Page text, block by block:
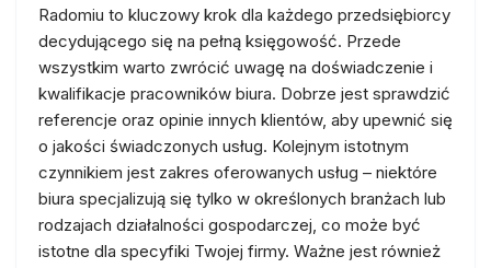
Radomiu to kluczowy krok dla każdego przedsiębiorcy
decydującego się na pełną księgowość. Przede
wszystkim warto zwrócić uwagę na doświadczenie i
kwalifikacje pracowników biura. Dobrze jest sprawdzić
referencje oraz opinie innych klientów, aby upewnić się
o jakości świadczonych usług. Kolejnym istotnym
czynnikiem jest zakres oferowanych usług – niektóre
biura specjalizują się tylko w określonych branżach lub
rodzajach działalności gospodarczej, co może być
istotne dla specyfiki Twojej firmy. Ważne jest również